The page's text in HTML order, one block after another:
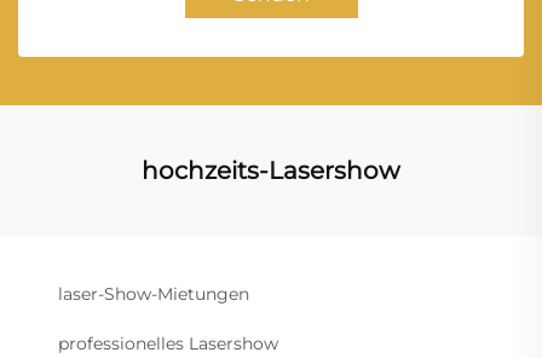
hochzeits-Lasershow
laser-Show-Mietungen
professionelles Lasershow